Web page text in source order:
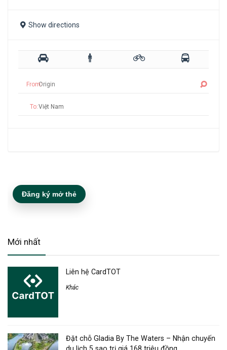
Show directions
From:
To:
Đăng ký mở thẻ
Mới nhất
Liên hệ CardTOT
Khác
Đặt chỗ Gladia By The Waters – Nhận chuyến
du lịch 5 sao trị giá 168 triệu đồng